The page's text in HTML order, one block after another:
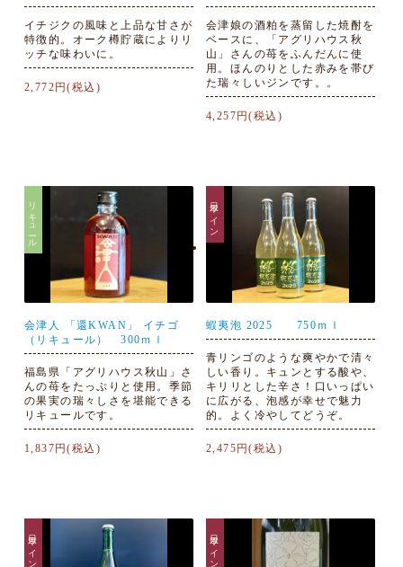
イチジクの風味と上品な甘さが
特徴的。オーク樽貯蔵によりリ
ッチな味わいに。
2,772円(税込)
会津娘の酒粕を蒸留した焼酎を
ベースに、「アグリハウス秋
山」さんの苺をふんだんに使
用。ほんのりとした赤みを帯び
た瑞々しいジンです。。
4,257円(税込)
リキュール
会津人 「還KWAN」 イチゴ
（リキュール） 300ｍｌ
福島県「アグリハウス秋山」さ
んの苺をたっぷりと使用。季節
の果実の瑞々しさを堪能できる
リキュールです。
1,837円(税込)
日本ワイン
蝦夷泡 2025 750ｍｌ
青リンゴのような爽やかで清々
しい香り。キュンとする酸や、
キリリとした辛さ！口いっぱい
に広がる、泡感が幸せで魅力
的。よく冷やしてどうぞ。
2,475円(税込)
日本ワイン 日本ワイン